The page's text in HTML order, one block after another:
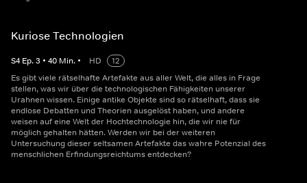
Kuriose Technologien
S4 Ep.3 • 40 Min. • HD
12
Es gibt viele rätselhafte Artefakte aus aller Welt, die alles in Frage
stellen, was wir über die technologischen Fähigkeiten unserer
Urahnen wissen. Einige antike Objekte sind so rätselhaft, dass sie
endlose Debatten und Theorien ausgelöst haben, und andere
weisen auf eine Welt der Hochtechnologie hin, die wir nie für
möglich gehalten hätten. Werden wir bei der weiteren
Untersuchung dieser seltsamen Artefakte das wahre Potenzial des
menschlichen Erfindungsreichtums entdecken?